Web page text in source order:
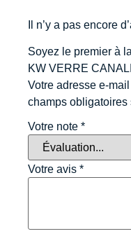
Il n’y a pas encore
Soyez le premier à
KW VERRE
Votre adresse e-
champs
Votre note *
Votre avis *